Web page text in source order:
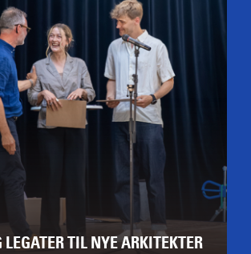
LEGATER TIL NYE ARKITEKTER